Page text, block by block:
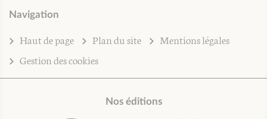
Navigation
Haut de page Plan du site
Mentions légales
Gestion des cookies
Nos éditions